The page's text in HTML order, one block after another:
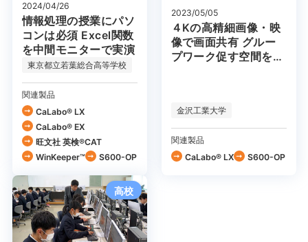
2024/04/26
情報処理の授業にパソ
コンは必須 Excel関数
を中間モニターで実演
東京都立若葉総合高等学校
関連製品
CaLabo® LX
CaLabo® EX
旺文社 英検®CAT
WinKeeper™
S600-OP
2023/05/05
４Kの高精細画像・映
像で画面共有 グルー
プワーク促す空間を構
金沢工業大学
関連製品
CaLabo® LX
S600-OP
高校